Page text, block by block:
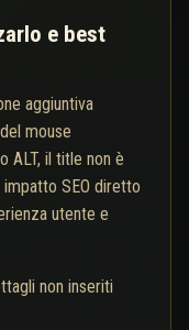
e best
aggiuntiva
mouse
ALT, il title non è
SEO diretto
utente e
non inseriti